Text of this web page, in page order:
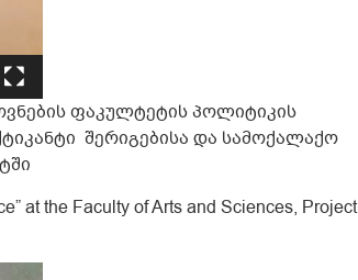
ფაკულტეტის პოლიტიკის
შერიგებისა და სამოქალაქო
at the Faculty of Arts and Sciences, Project